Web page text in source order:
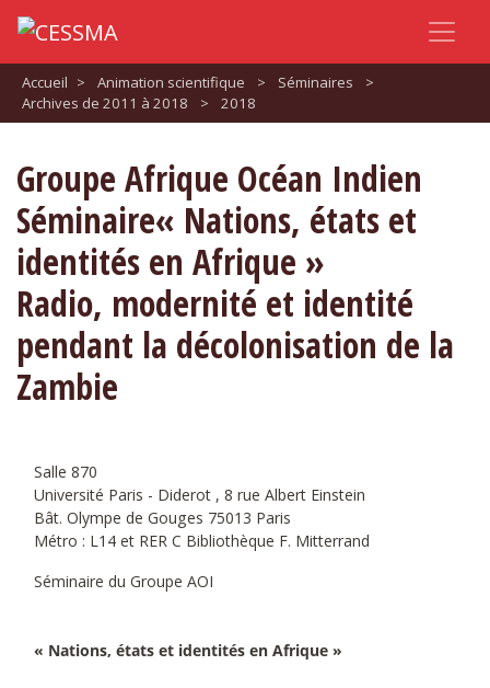
Accueil > Animation scientifique > Séminaires
>
Archives de 2011 à 2018
> 2018
Groupe Afrique Océan Indien
Séminaire« Nations, états et
identités en Afrique »
Radio, modernité et identité
pendant la décolonisation de la
Zambie
Salle 870
Université Paris - Diderot , 8 rue Albert Einstein
Bât. Olympe de Gouges 75013 Paris
Métro : L14 et RER C Bibliothèque F. Mitterrand
Séminaire du Groupe AOI
« Nations, états et identités en Afrique »